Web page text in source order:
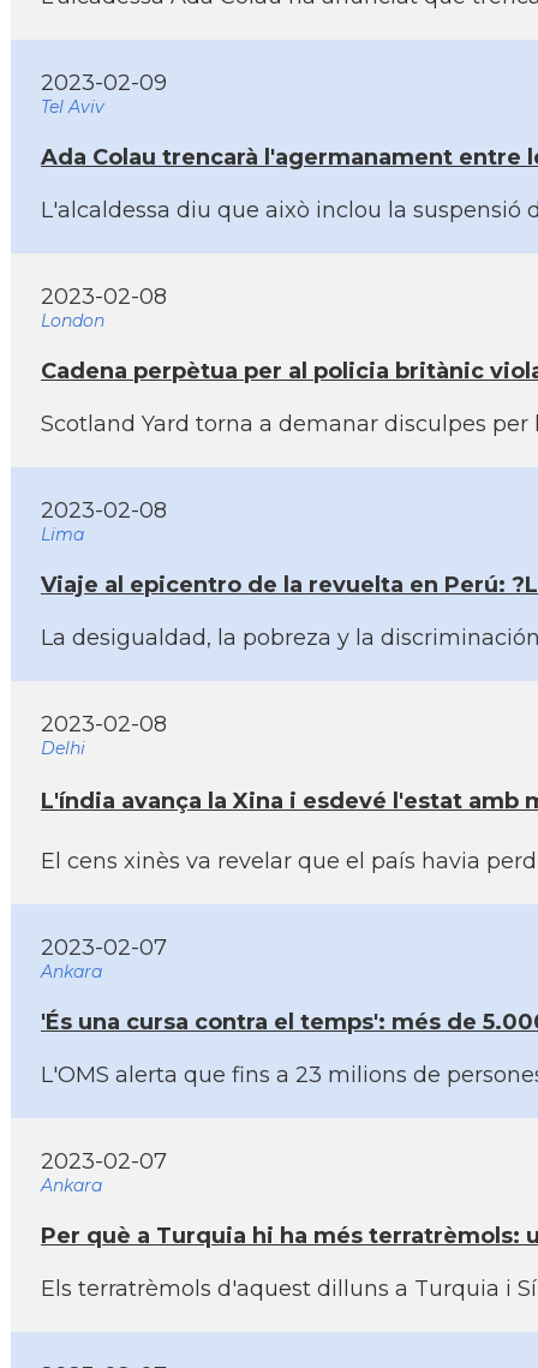
2023-02-09
Tel Aviv
Ada Colau trencarà l'agermanament entre
L'alcaldessa diu que això inclou la
2023-02-08
London
Cadena perpètua per al policia britànic
Scotland Yard torna a demanar disculpes
2023-02-08
Lima
Viaje al epicentro de la revuelta en Perú:
La desigualdad, la pobreza y la
2023-02-08
Delhi
L'índia avança la Xina i esdevé l'estat amb
El cens xinès va revelar que el paí­s havia
2023-02-07
Ankara
'És una cursa contra el temps': més de
L'OMS alerta que fins a 23 milions de
2023-02-07
Ankara
Per què a Turquia hi ha més terratrèmols:
Els terratrèmols d'aquest dilluns a Turquia i